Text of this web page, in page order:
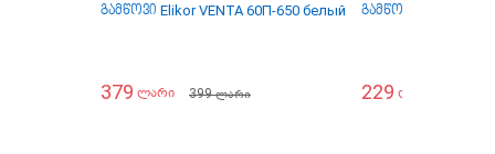
გამწოვი Elikor VENTA 60П-650 белый
379 ლარი 399ლარი
გამწოვი Elikor
229 ლარი